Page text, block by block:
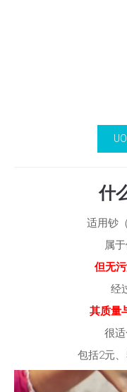
什
适用钞
属
但无
经
其质量
很适
包括2元